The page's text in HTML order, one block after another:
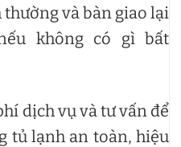
và bàn giao lại
không có gì bất
dịch vụ và tư vấn để
tủ lạnh an toàn, hiệu